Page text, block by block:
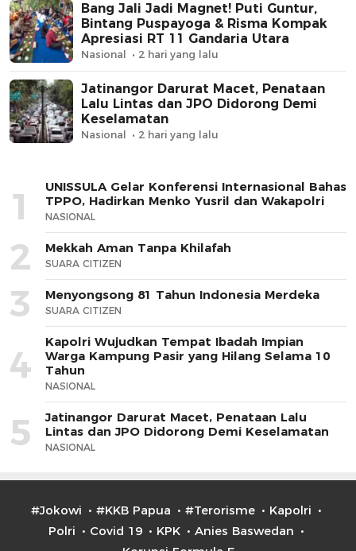
Bang Jali Jadi Magnet! Puti Guntur,
Bintang Puspayoga & Risma Kompak
Apresiasi RT 11 Gandaria Utara
Nasional 2 hari yang lalu
Jatinangor Darurat Macet, Penataan
Lalu Lintas dan JPO Didorong Demi
Keselamatan
Nasional 2 hari yang lalu
1
UNISSULA Gelar Konferensi Internasional Bahas
TPPO, Hadirkan Menko Yusril dan Wakapolri
NASIONAL
2 Mekkah Aman Tanpa Khilafah
SUARA CITIZEN
3 Menyongsong 81 Tahun Indonesia Merdeka
SUARA CITIZEN
4
Kapolri Wujudkan Tempat Ibadah Impian
Warga Kampung Pasir yang Hilang Selama 10
Tahun
NASIONAL
5
Jatinangor Darurat Macet, Penataan Lalu
Lintas dan JPO Didorong Demi Keselamatan
NASIONAL
#Jokowi #KKB Papua #Terorisme
Kapolri
Polri
Covid 19 KPK
Anies Baswedan